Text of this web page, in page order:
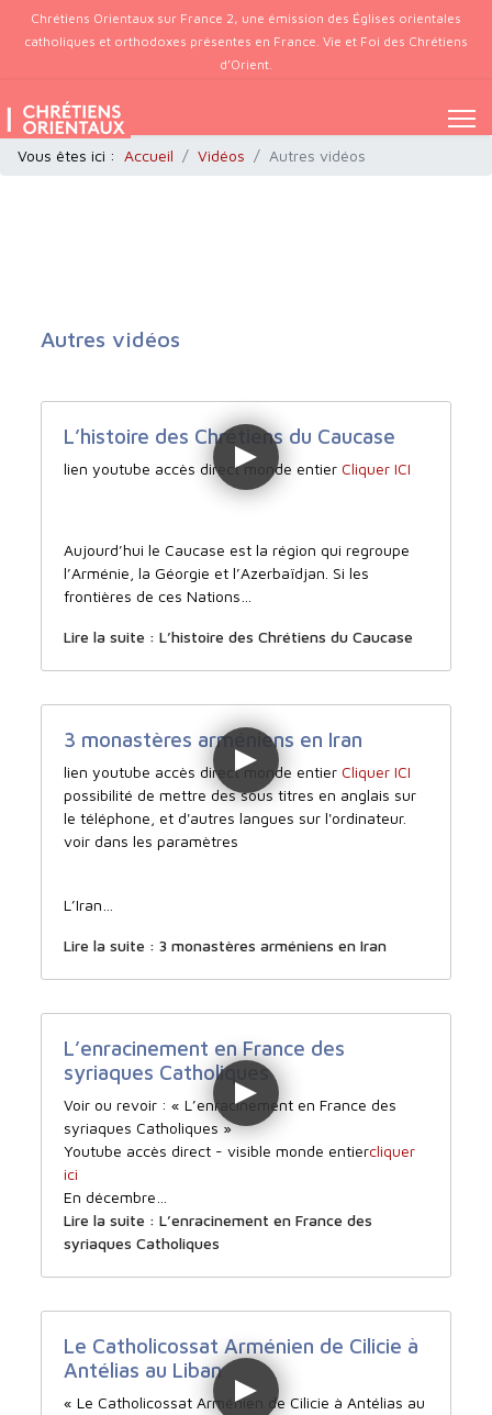
Chrétiens Orientaux sur France 2, une émission des Églises orientales
catholiques et orthodoxes présentes en France. Vie et Foi des Chrétiens
d’Orient.
Vous êtes ici : Accueil Vidéos Autres vidéos
Autres vidéos
L’histoire des Chrétiens du Caucase
lien youtube accès direct monde entier Cliquer ICI
Aujourd’hui le Caucase est la région qui regroupe
l’Arménie, la Géorgie et l’Azerbaïdjan. Si les
frontières de ces Nations…
Lire la suite : L’histoire des Chrétiens du Caucase
3 monastères arméniens en Iran
lien youtube accès direct monde entier Cliquer ICI
possibilité de mettre des sous titres en anglais sur
le téléphone, et d'autres langues sur l'ordinateur.
voir dans les paramètres
L’Iran…
Lire la suite : 3 monastères arméniens en Iran
L’enracinement en France des
syriaques Catholiques
Voir ou revoir : « L’enracinement en France des
syriaques Catholiques »
Youtube accès direct - visible monde entiercliquer
ici
En décembre…
Lire la suite : L’enracinement en France des
syriaques Catholiques
Le Catholicossat Arménien de Cilicie à
Antélias au Liban
« Le Catholicossat Arménien de Cilicie à Antélias au